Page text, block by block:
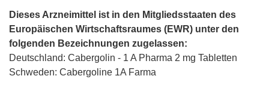
Dieses Arzneimittel ist in den Mitgliedsstaaten des
Europäischen Wirtschaftsraumes (EWR) unter den
folgenden Bezeichnungen zugelassen:
Deutschland: Cabergolin - 1 A Pharma 2 mg Tabletten
Schweden: Cabergoline 1A Farma